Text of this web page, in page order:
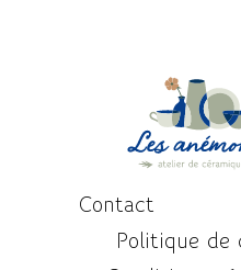
Contact
Politique de